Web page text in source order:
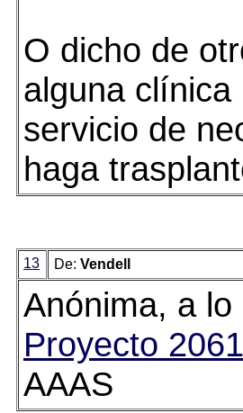
O dicho de
alguna
servicio de
haga
13 De: Vendell
Anónima, a
Proyecto 2061
AAAS